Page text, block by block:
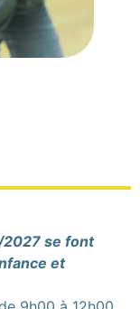
2027 se font
et